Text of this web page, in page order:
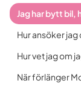
Jag har bytt bil,
Hur ansöker
Hur vet jag om
När förlänger